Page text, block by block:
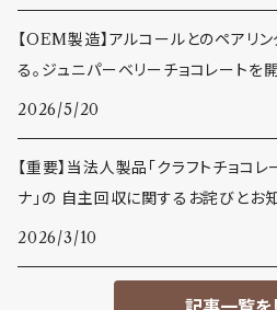
【OEM製造】アルコールとのペアリ
る。ジュニパーベリーチョコレートを
2026/5/20
【重要】当法人製品「クラフトチョコ
ナ」の 自主回収に関するお詫びとお
2026/3/10